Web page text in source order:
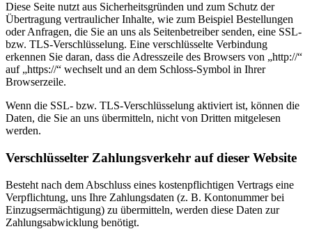
Diese Seite nutzt aus Sicherheitsgründen und zum Schutz der
Übertragung vertraulicher Inhalte, wie zum Beispiel Bestellungen
oder Anfragen, die Sie an uns als Seitenbetreiber senden, eine SSL-
bzw. TLS-Verschlüsselung. Eine verschlüsselte Verbindung
erkennen Sie daran, dass die Adresszeile des Browsers von „http://“
auf „https://“ wechselt und an dem Schloss-Symbol in Ihrer
Browserzeile.
Wenn die SSL- bzw. TLS-Verschlüsselung aktiviert ist, können die
Daten, die Sie an uns übermitteln, nicht von Dritten mitgelesen
werden.
Verschlüsselter Zahlungsverkehr auf dieser Website
Besteht nach dem Abschluss eines kostenpflichtigen Vertrags eine
Verpflichtung, uns Ihre Zahlungsdaten (z. B. Kontonummer bei
Einzugsermächtigung) zu übermitteln, werden diese Daten zur
Zahlungsabwicklung benötigt.